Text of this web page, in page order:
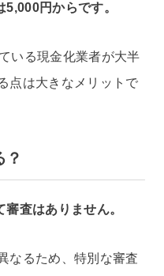
円からです。
いる現金化業者が大半
点は大きなメリットで
？
査はありません。
なるため、特別な審査